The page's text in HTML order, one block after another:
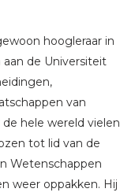
hoogleraar in
de Universiteit
van
hele wereld vielen
tot lid van de
Wetenschappen
weer oppakken. Hij